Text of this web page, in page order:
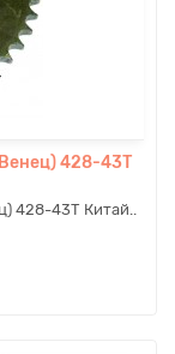
428-43T
428-43T Китай..